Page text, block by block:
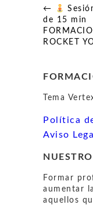
de
←
de 15 min
ROCKET
Tema
Política
Aviso Legal
Formar
aumentar
aquellos